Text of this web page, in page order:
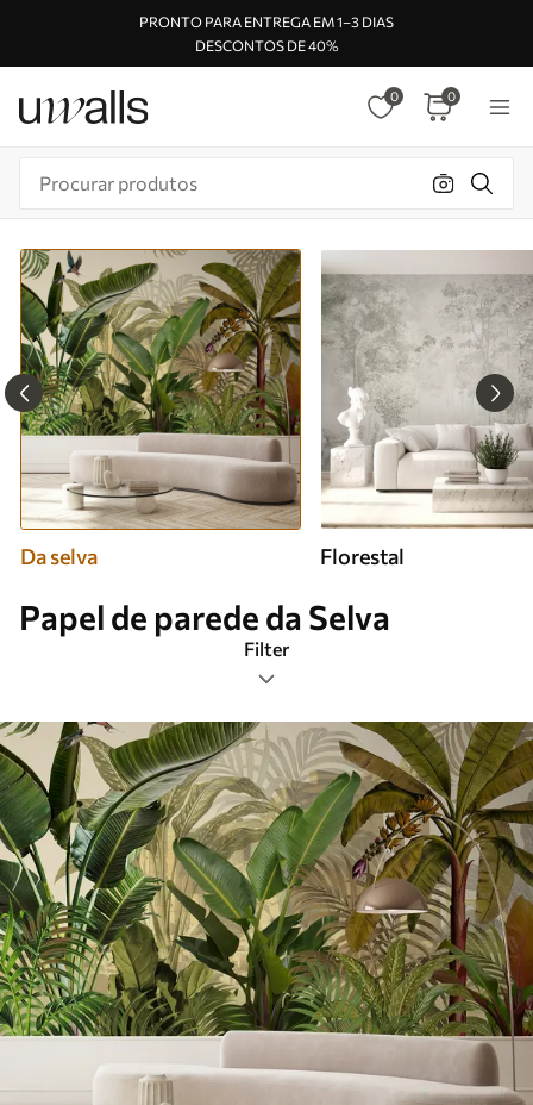
PRONTO PARA ENTREGA EM 1–3 DIAS
DESCONTOS DE 40%
0 0
Da selva Florestal
Papel de parede da Selva
Filter
Etiquetas
Formato da imagem
Paleta de cores
Inteligente
Limpar todos os filtros